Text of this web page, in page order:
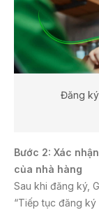
Đăng
Bước 2: Xác
của nhà hàng
Sau khi đăng ký,
“Tiếp tục đăng